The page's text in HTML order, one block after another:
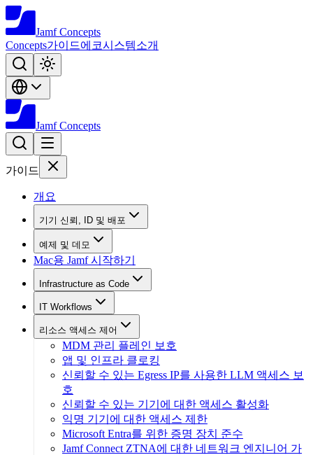
Jamf Concepts
Concepts가이드에코시스템소개
Jamf Concepts
가이드
개요
기기 신뢰, ID 및 배포
예제 및 데모
Mac용 Jamf 시작하기
Infrastructure as Code
IT Workflows
리소스 액세스 제어
MDM 관리 플레인 보호
앱 및 인프라 클로킹
신뢰할 수 있는 Egress IP를 사용한 LLM 액세스 보
호
신뢰할 수 있는 기기에 대한 액세스 활성화
익명 기기에 대한 액세스 제한
Microsoft Entra를 위한 증명 장치 준수
Jamf Connect ZTNA에 대한 네트워크 엔지니어 가